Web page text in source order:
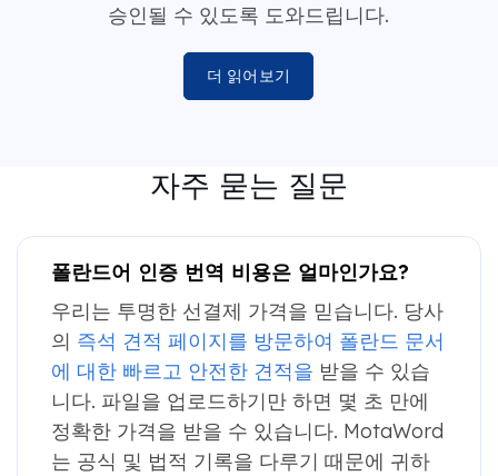
승인될 수 있도록 도와드립니다.
더 읽어보기
자주 묻는 질문
폴란드어 인증 번역 비용은 얼마인가요?
우리는 투명한 선결제 가격을 믿습니다. 당사
의 즉석 견적 페이지를 방문하여 폴란드 문서
에 대한 빠르고 안전한 견적을 받을 수 있습
니다. 파일을 업로드하기만 하면 몇 초 만에
정확한 가격을 받을 수 있습니다. MotaWord
는 공식 및 법적 기록을 다루기 때문에 귀하